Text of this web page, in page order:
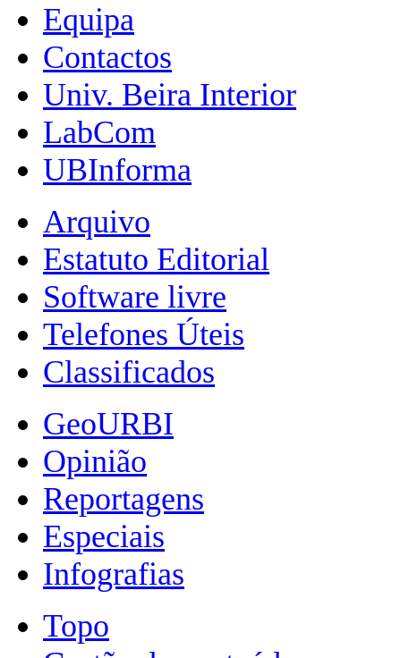
Equipa
Contactos
Univ. Beira Interior
LabCom
UBInforma
Arquivo
Estatuto Editorial
Software livre
Telefones Úteis
Classificados
GeoURBI
Opinião
Reportagens
Especiais
Infografias
Topo